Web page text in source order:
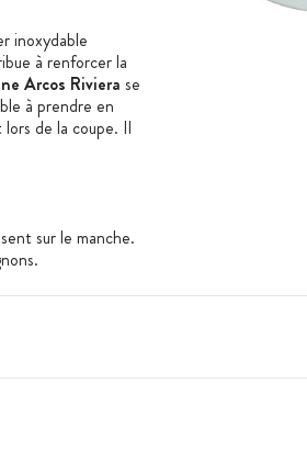
inoxydable
à renforcer la
Arcos Riviera se
à prendre en
de la coupe. Il
sur le manche.